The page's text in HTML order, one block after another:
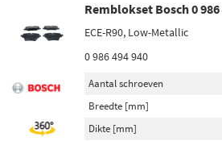
Remblokset Bosch 0 986
ECE-R90, Low-Metallic
0 986 494 940
Aantal schroeven
Breedte [mm]
Dikte [mm]